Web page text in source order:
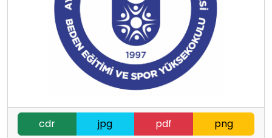
cdr jpg pdf png